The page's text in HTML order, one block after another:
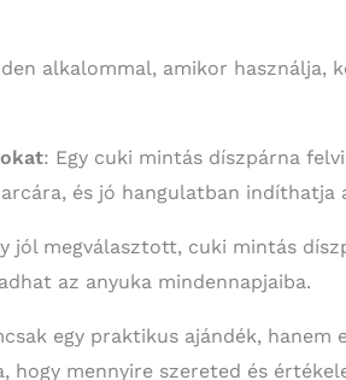
alkalommal, amikor használja,
: Egy cuki mintás díszpárna
és jó hangulatban indíthatja
jól megválasztott, cuki mintás
az anyuka mindennapjaiba.
egy praktikus ajándék,
hogy mennyire szereted és